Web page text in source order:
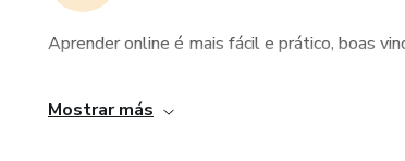
Aprender online é mais fácil e prático, boas
Mostrar más